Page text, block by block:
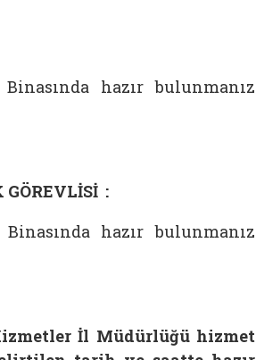
hazır bulunmanız
:
hazır bulunmanız
İl Müdürlüğü hizmet